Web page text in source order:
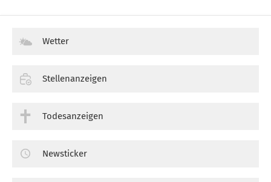
Wetter
Stellenanzeigen
Todesanzeigen
Newsticker